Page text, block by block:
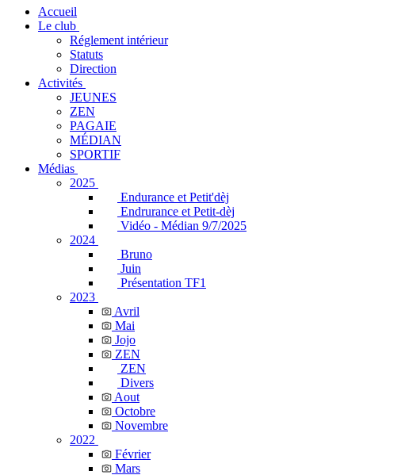
Accueil
Le club
Réglement intérieur
Statuts
Direction
Activités
JEUNES
ZEN
PAGAIE
MÉDIAN
SPORTIF
Médias
2025
Endurance et Petit'dèj
Endrurance et Petit-dèj
Vidéo - Médian 9/7/2025
2024
Bruno
Juin
Présentation TF1
2023
Avril
Mai
Jojo
ZEN
ZEN
Divers
Aout
Octobre
Novembre
2022
Février
Mars